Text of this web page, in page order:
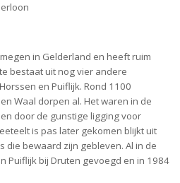
in Gelderland en heeft ruim
bestaat uit nog vier andere
en Puiflijk. Rond 1100
Waal dorpen al. Het waren in de
door de gunstige ligging voor
is pas later gekomen blijkt uit
die bewaard zijn gebleven. Al in de
Puiflijk bij Druten gevoegd en in 1984